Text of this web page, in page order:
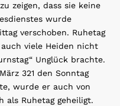
zeigen, dass sie keine
wurde
verschoben. Ruhetag
viele Heiden nicht
Unglück brachte.
321 den Sonntag
wurde er auch von
als Ruhetag geheiligt.